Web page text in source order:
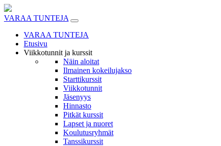
Skip
to
VARAA TUNTEJA
VARAA TUNTEJA
Etusivu
Viikkotunnit ja kurssit
Näin aloitat
Ilmainen kokeilujakso
Starttikurssit
Viikkotunnit
Jäsenyys
Hinnasto
Pitkät kurssit
Lapset ja nuoret
Koulutusryhmät
Tanssikurssit